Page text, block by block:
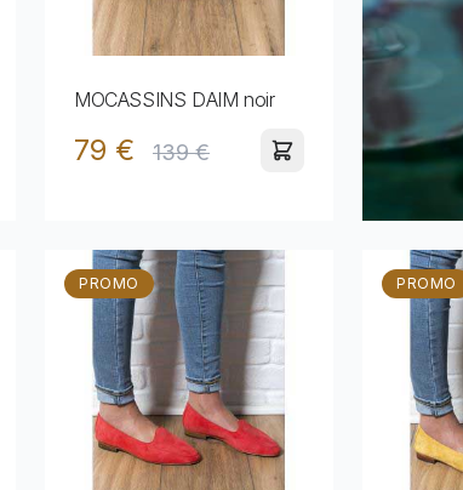
MOCASSINS DAIM noir
79 € 139 €
PROMO PROMO